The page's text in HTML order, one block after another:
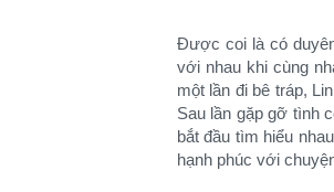
Được coi là có
với nhau khi cùng
một lần đi bê tráp,
Sau lần gặp gỡ tình
bắt đầu tìm hiểu
hạnh phúc với